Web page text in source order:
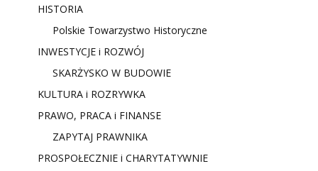
HISTORIA
Polskie Towarzystwo Historyczne
INWESTYCJE i ROZWÓJ
SKARŻYSKO W BUDOWIE
KULTURA i ROZRYWKA
PRAWO, PRACA i FINANSE
ZAPYTAJ PRAWNIKA
PROSPOŁECZNIE i CHARYTATYWNIE